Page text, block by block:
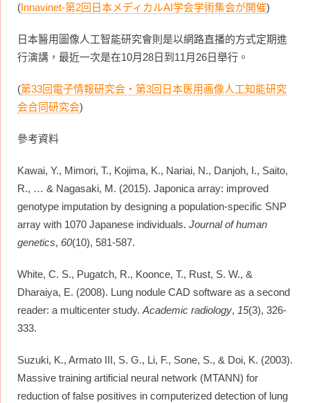
(Innavinet-第2回日本メディカルAI学会学術集会が開催)
日本醫用圖像人工智能研究會則是以網路直播的方式定期進
行演講，最近一次是在10月28日到11月26日舉行。
(第33回電子情報研究会・第3回日本医用画像人工知能研究
会合同研究会)
參考資料
Kawai, Y., Mimori, T., Kojima, K., Nariai, N., Danjoh, I., Saito,
R., … & Nagasaki, M. (2015). Japonica array: improved
genotype imputation by designing a population-specific SNP
array with 1070 Japanese individuals. Journal of human
genetics, 60(10), 581-587.
White, C. S., Pugatch, R., Koonce, T., Rust, S. W., &
Dharaiya, E. (2008). Lung nodule CAD software as a second
reader: a multicenter study. Academic radiology, 15(3), 326-
333.
Suzuki, K., Armato III, S. G., Li, F., Sone, S., & Doi, K. (2003).
Massive training artificial neural network (MTANN) for
reduction of false positives in computerized detection of lung